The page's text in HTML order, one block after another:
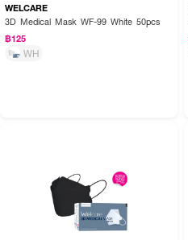
WELCARE
3D Medical Mask WF-99 White 50pcs
฿125
WH